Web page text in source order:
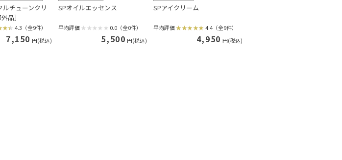
ルチューンクリ
品］
4.3（全9件）
7,150 円(税込)
SPオイルエッセンス
平均評価 0.0（全0件）
5,500 円(税込)
SPアイクリーム
平均評価 4.4（全9件）
4,950 円(税込)